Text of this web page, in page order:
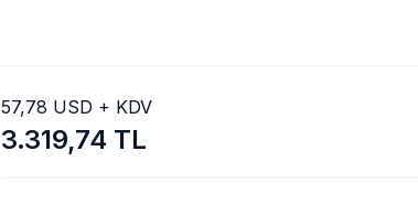
3.319,74 TL
57,78 USD + KDV